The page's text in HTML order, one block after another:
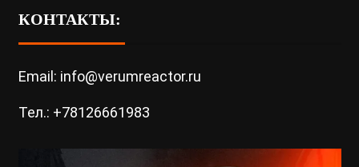
КОНТАКТЫ:
Email: info@verumreactor.ru
Тел.: +78126661983